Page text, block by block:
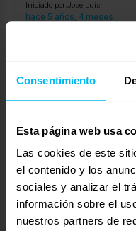
Consentimiento
Esta página web usa
Las cookies de este
el contenido y los
sociales y analizar el
información sobre el
nuestros partners de
Iniciado por:Jose Luis
hace 5 años, 4 meses
busco colchón diana
hace 5 años, 4 meses
busco colchón diana
Iniciado por:Beatriz
hace 5 años, 4 meses
Beatriz